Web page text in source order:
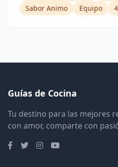
Sabor Animo
Equipo
Guías de Cocina
Tu destino para las mejores
con amor, comparte con